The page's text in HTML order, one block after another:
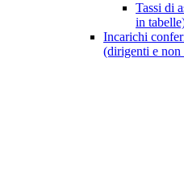
Tassi di
in
Incarichi
(dirigenti e